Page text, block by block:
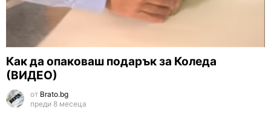
Как да опаковаш подарък за Коледа
(ВИДЕО)
от Brato.bg
преди 8 месеца